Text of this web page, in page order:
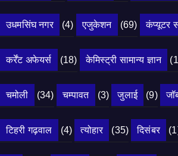
उधमसिंघ नगर (4) एजुकेशन (69) कंप्यूटर
कर्रेंट अफेयर्स (18) केमिस्ट्री सामान्य ज्ञान
चमोली (34) चम्पावत (3) जुलाई (9)
टिहरी गढ़वाल (4) त्योहार (35) दिसंबर